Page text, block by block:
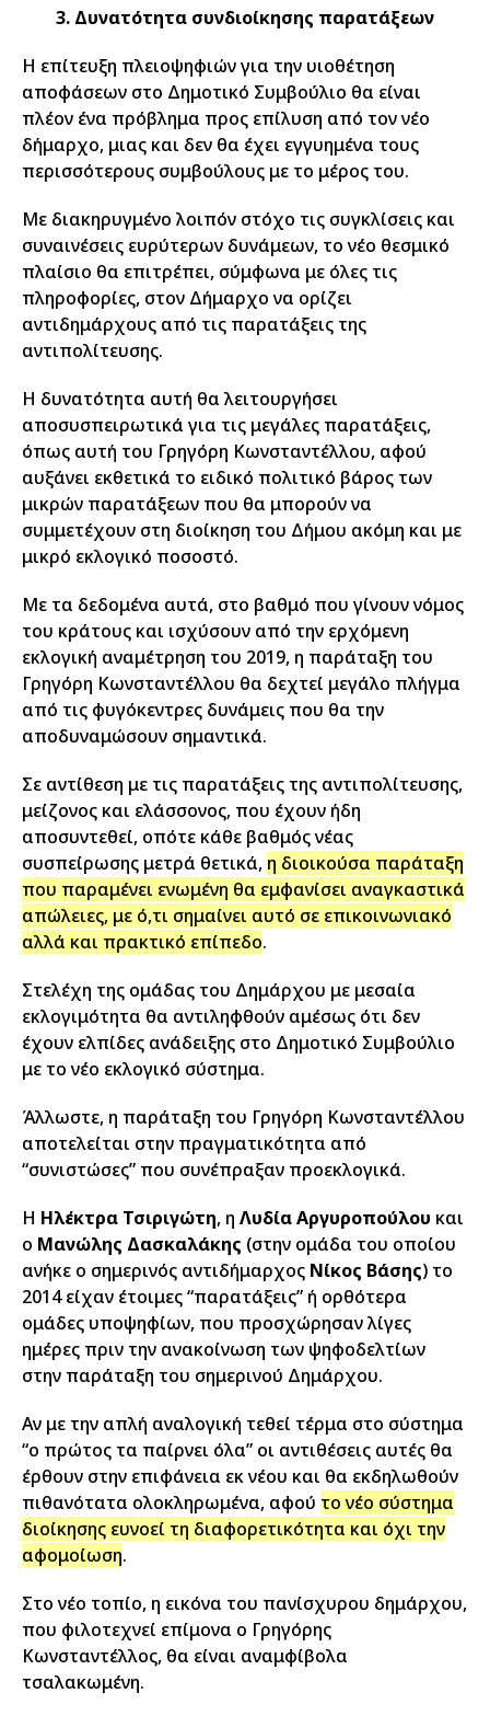
3. Δυνατότητα συνδιοίκησης παρατάξεων
Η επίτευξη πλειοψηφιών για την υιοθέτηση
αποφάσεων στο Δημοτικό Συμβούλιο θα είναι
πλέον ένα πρόβλημα προς επίλυση από τον νέο
δήμαρχο, μιας και δεν θα έχει εγγυημένα τους
περισσότερους συμβούλους με το μέρος του.
Με διακηρυγμένο λοιπόν στόχο τις συγκλίσεις και
συναινέσεις ευρύτερων δυνάμεων, το νέο θεσμικό
πλαίσιο θα επιτρέπει, σύμφωνα με όλες τις
πληροφορίες, στον Δήμαρχο να ορίζει
αντιδημάρχους από τις παρατάξεις της
αντιπολίτευσης.
Η δυνατότητα αυτή θα λειτουργήσει
αποσυσπειρωτικά για τις μεγάλες παρατάξεις,
όπως αυτή του Γρηγόρη Κωνσταντέλλου, αφού
αυξάνει εκθετικά το ειδικό πολιτικό βάρος των
μικρών παρατάξεων που θα μπορούν να
συμμετέχουν στη διοίκηση του Δήμου ακόμη και με
μικρό εκλογικό ποσοστό.
Με τα δεδομένα αυτά, στο βαθμό που γίνουν νόμος
του κράτους και ισχύσουν από την ερχόμενη
εκλογική αναμέτρηση του 2019, η παράταξη του
Γρηγόρη Κωνσταντέλλου θα δεχτεί μεγάλο πλήγμα
από τις φυγόκεντρες δυνάμεις που θα την
αποδυναμώσουν σημαντικά.
Σε αντίθεση με τις παρατάξεις της αντιπολίτευσης,
μείζονος και ελάσσονος, που έχουν ήδη
αποσυντεθεί, οπότε κάθε βαθμός νέας
συσπείρωσης μετρά θετικά, η διοικούσα παράταξη
που παραμένει ενωμένη θα εμφανίσει αναγκαστικά
απώλειες, με ό,τι σημαίνει αυτό σε επικοινωνιακό
αλλά και πρακτικό επίπεδο.
Στελέχη της ομάδας του Δημάρχου με μεσαία
εκλογιμότητα θα αντιληφθούν αμέσως ότι δεν
έχουν ελπίδες ανάδειξης στο Δημοτικό Συμβούλιο
με το νέο εκλογικό σύστημα.
Άλλωστε, η παράταξη του Γρηγόρη Κωνσταντέλλου
αποτελείται στην πραγματικότητα από
“συνιστώσες” που συνέπραξαν προεκλογικά.
Η Ηλέκτρα Τσιριγώτη, η Λυδία Αργυροπούλου και
ο Μανώλης Δασκαλάκης (στην ομάδα του οποίου
ανήκε ο σημερινός αντιδήμαρχος Νίκος Βάσης) το
2014 είχαν έτοιμες “παρατάξεις” ή ορθότερα
ομάδες υποψηφίων, που προσχώρησαν λίγες
ημέρες πριν την ανακοίνωση των ψηφοδελτίων
στην παράταξη του σημερινού Δημάρχου.
Αν με την απλή αναλογική τεθεί τέρμα στο σύστημα
“ο πρώτος τα παίρνει όλα” οι αντιθέσεις αυτές θα
έρθουν στην επιφάνεια εκ νέου και θα εκδηλωθούν
πιθανότατα ολοκληρωμένα, αφού το νέο σύστημα
διοίκησης ευνοεί τη διαφορετικότητα και όχι την
αφομοίωση.
Στο νέο τοπίο, η εικόνα του πανίσχυρου δημάρχου,
που φιλοτεχνεί επίμονα ο Γρηγόρης
Κωνσταντέλλος, θα είναι αναμφίβολα
τσαλακωμένη.